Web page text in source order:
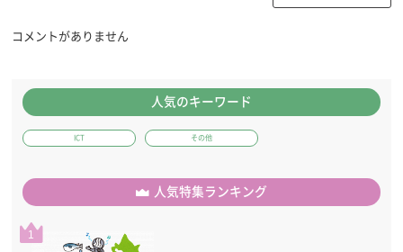
コメントがありません
人気のキーワード
ICT その他
人気特集ランキング
1